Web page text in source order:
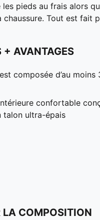
pieds au frais alors
Tout est fait
+ AVANTAGES
composée d’au moins
confortable
talon ultra-épais
LA COMPOSITION